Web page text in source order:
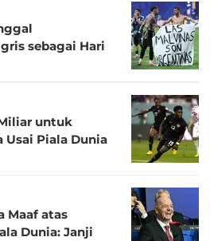
sebagai Hari
untuk
Piala Dunia
Maaf atas
Dunia: Janji